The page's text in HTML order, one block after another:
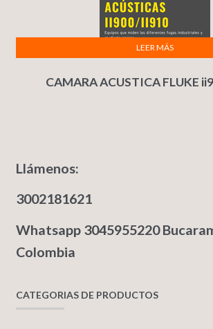
CAMARA ACUSTICA FLUKE
LEER MÁS
Llámenos:
3002181621
Whatsapp 3045955220
Colombia
CATEGORIAS DE PRODUCTOS